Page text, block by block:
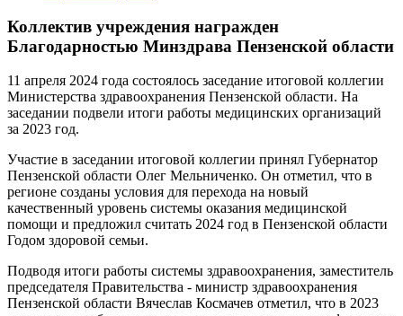
Коллектив учреждения награжден
Благодарностью Минздрава Пензенской области
11 апреля 2024 года состоялось заседание итоговой коллегии
Министерства здравоохранения Пензенской области. На
заседании подвели итоги работы медицинских организаций
за 2023 год.
Участие в заседании итоговой коллегии принял Губернатор
Пензенской области Олег Мельниченко. Он отметил, что в
регионе созданы условия для перехода на новый
качественный уровень системы оказания медицинской
помощи и предложил считать 2024 год в Пензенской области
Годом здоровой семьи.
Подводя итоги работы системы здравоохранения, заместитель
председателя Правительства - министр здравоохранения
Пензенской области Вячеслав Космачев отметил, что в 2023